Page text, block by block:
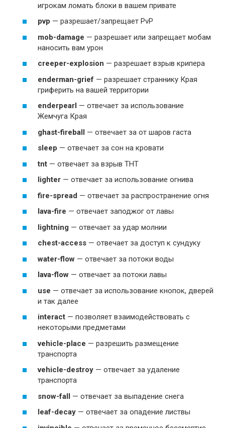
игрокам ломать блоки в вашем привате
pvp — разрешает/запрещает PvP
mob-damage — разрешает или запрещает мобам
наносить вам урон
creeper-explosion — разрешает взрыв крипера
enderman-grief — разрешает страннику Края
гриферить на вашей территории
enderpearl — отвечает за использование
Жемчуга Края
ghast-fireball — отвечает за от шаров гаста
sleep — отвечает за сон на кровати
tnt — отвечает за взрыв ТНТ
lighter — отвечает за использование огнива
fire-spread — отвечает за распространение огня
lava-fire — отвечает заподжог от лавы
lightning — отвечает за удар молнии
chest-access — отвечает за доступ к сундуку
water-flow — отвечает за потоки воды
lava-flow — отвечает за потоки лавы
use — отвечает за использование кнопок, дверей
и так далее
interact — позволяет взаимодействовать с
некоторыми предметами
vehicle-place — разрешить размещение
транспорта
vehicle-destroy — отвечает за удаление
транспорта
snow-fall — отвечает за выпадение снега
leaf-decay — отвечает за опадение листвы